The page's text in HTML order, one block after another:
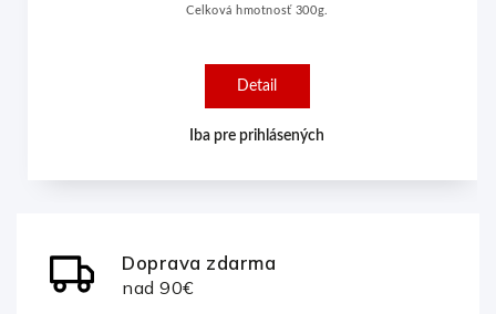
Iba pre prihlásených
Detail
Celková hmotnosť 300g.
Doprava zdarma
nad 90€